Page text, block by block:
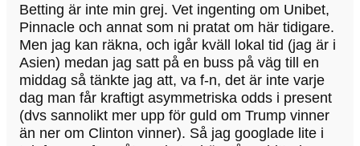
Betting är inte min grej. Vet ingenting om Unibet,
Pinnacle och annat som ni pratat om här tidigare.
Men jag kan räkna, och igår kväll lokal tid (jag är i
Asien) medan jag satt på en buss på väg till en
middag så tänkte jag att, va f-n, det är inte varje
dag man får kraftigt asymmetriska odds i present
(dvs sannolikt mer upp för guld om Trump vinner
än ner om Clinton vinner). Så jag googlade lite i